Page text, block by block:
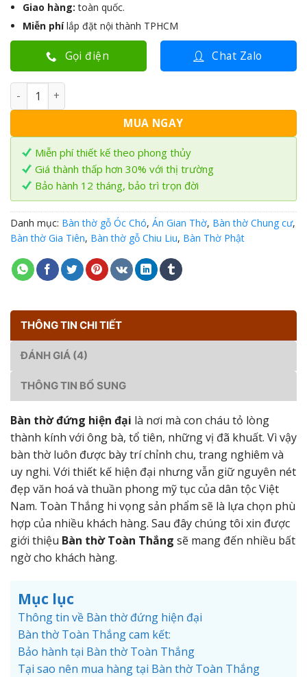
Giao hàng: toàn quốc.
Miễn phílắp đặt nội thành TPHCM
Gọi điện Chat Zalo
Bàn Thờ đứng hiện đại gỗ Chiu Liu BT-51 số lượng
MUA NGAY
Miễn phí thiết kế theo phong thủy
Giá thành thấp hơn 30% với thị trường
Bảo hành 12 tháng, bảo trì trọn đời
Danh mục: Bàn thờ gỗ Óc Chó, Án Gian Thờ, Bàn thờ Chung cư,
Bàn thờ Gia Tiên, Bàn thờ gỗ Chiu Liu, Bàn Thờ Phật
THÔNG TIN CHI TIẾT
ĐÁNH GIÁ (4)
THÔNG TIN BỔ SUNG
Bàn thờ đứng hiện đại là nơi mà con cháu tỏ lòng
thành kính với ông bà, tổ tiên, những vị đã khuất. Vì vậy
bàn thờ luôn được bày trí chỉnh chu, trang nghiêm và
uy nghi. Với thiết kế hiện đại nhưng vẫn giữ nguyên nét
đẹp văn hoá và thuần phong mỹ tục của dân tộc Việt
Nam. Toàn Thắng hi vọng sản phẩm sẽ là lựa chọn phù
hợp của nhiều khách hàng. Sau đây chúng tôi xin được
giới thiệu Bàn thờ Toàn Thắng sẽ mang đến nhiều bất
ngờ cho khách hàng.
Mục lục
Thông tin về Bàn thờ đứng hiện đại
Bàn thờ Toàn Thắng cam kết:
Bảo hành tại Bàn thờ Toàn Thắng
Tại sao nên mua hàng tại Bàn thờ Toàn Thắng